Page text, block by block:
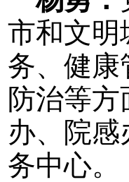
市和文明
务、健康
防治等
办、院
务中心。